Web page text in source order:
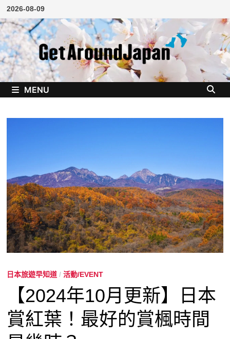
Skip
to
content
2026-08-09
MENU
日本旅遊早知道 /活動/EVENT
【2024年10月更新】日本
賞紅葉！最好的賞楓時間